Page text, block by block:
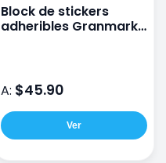
Block de stickers
adheribles Granmark
A: $45.90
Ver